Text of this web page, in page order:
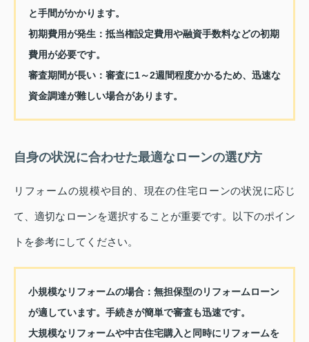
と手間がかかります。
初期費用が発生： 抵当権設定費用や融資手数料などの初期
費用が必要です。
審査期間が長い： 審査に1～2週間程度かかるため、迅速な
資金調達が難しい場合があります。
自身の状況に合わせた最適なローンの選び方
リフォームの規模や目的、現在の住宅ローンの状況に応じ
て、適切なローンを選択することが重要です。以下のポイン
トを参考にしてください。
小規模なリフォームの場合： 無担保型のリフォームローン
が適しています。手続きが簡単で審査も迅速です。
大規模なリフォームや中古住宅購入と同時にリフォームを